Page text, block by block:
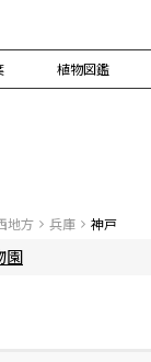
植物図鑑
地方 兵庫
神戸
園